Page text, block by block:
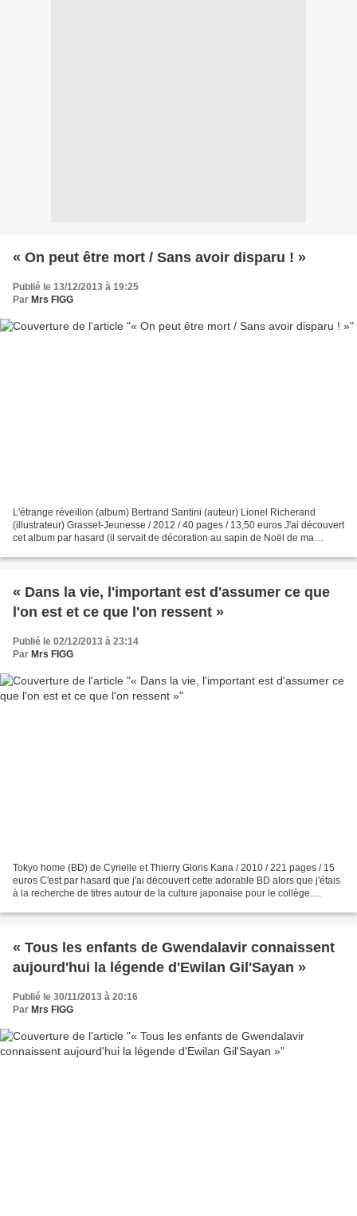
« On peut être mort / Sans avoir disparu ! »
Publié le 13/12/2013 à 19:25
Par Mrs FIGG
L'étrange réveillon (album) Bertrand Santini (auteur) Lionel Richerand
(illustrateur) Grasset-Jeunesse / 2012 / 40 pages / 13,50 euros J'ai découvert
cet album par hasard (il servait de décoration au sapin de Noël de ma
« Dans la vie, l'important est d'assumer ce que
l'on est et ce que l'on ressent »
Publié le 02/12/2013 à 23:14
Par Mrs FIGG
Tokyo home (BD) de Cyrielle et Thierry Gloris Kana / 2010 / 221 pages / 15
euros C'est par hasard que j'ai découvert cette adorable BD alors que j'étais
à la recherche de titres autour de la culture japonaise pour le collège.
« Tous les enfants de Gwendalavir connaissent
aujourd'hui la légende d'Ewilan Gil'Sayan »
Publié le 30/11/2013 à 20:16
Par Mrs FIGG